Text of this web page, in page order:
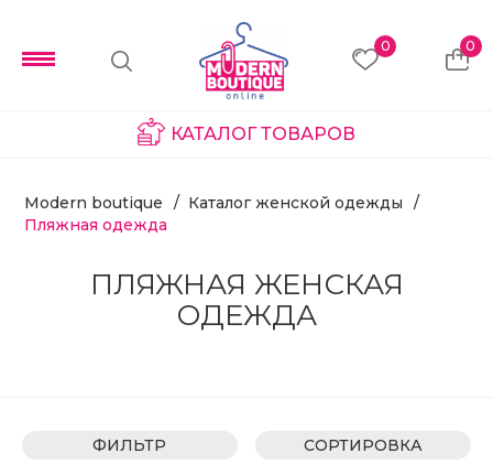
0 0
КАТАЛОГ ТОВАРОВ
Modern boutique
Каталог женской одежды
Пляжная одежда
ПЛЯЖНАЯ ЖЕНСКАЯ
ОДЕЖДА
ФИЛЬТР СОРТИРОВКА